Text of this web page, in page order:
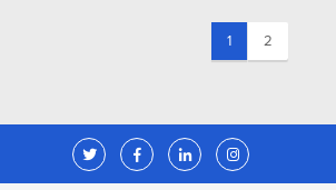
1(current)
2